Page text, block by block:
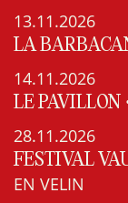
13.11.2026
LA
14.11.2026
LE PAVILLON
28.11.2026
FESTIVAL
EN VELIN